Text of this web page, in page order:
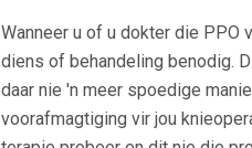
Wanneer u of u dokter die PPO
diens of behandeling benodig.
daar nie 'n meer spoedige
voorafmagtiging vir jou